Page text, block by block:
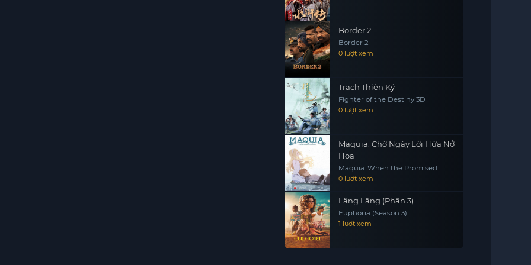
Border 2
Border 2
0 lượt xem
Trạch Thiên Ký
Fighter of the Destiny 3D
0 lượt xem
Maquia: Chờ Ngày Lời Hứa Nở
Hoa
Maquia: When the Promised
Flower Blooms
0 lượt xem
Lâng Lâng (Phần 3)
Euphoria (Season 3)
1 lượt xem